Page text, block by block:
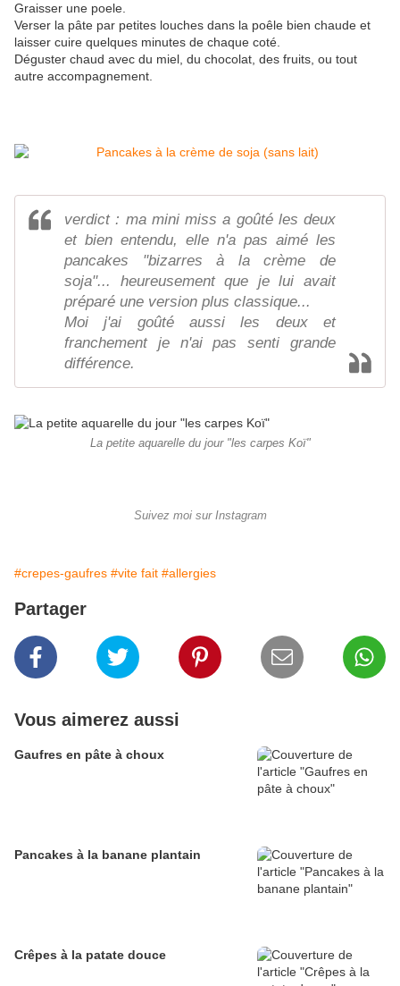
Graisser une poele.
Verser la pâte par petites louches dans la poêle bien chaude et
laisser cuire quelques minutes de chaque coté.
Déguster chaud avec du miel, du chocolat, des fruits, ou tout
autre accompagnement.
verdict : ma mini miss a goûté les deux
et bien entendu, elle n'a pas aimé les
pancakes "bizarres à la crème de
soja"... heureusement que je lui avait
préparé une version plus classique...
Moi j'ai goûté aussi les deux et
franchement je n'ai pas senti grande
différence.
La petite aquarelle du jour "les carpes Koï"
Suivez moi sur Instagram
#crepes-gaufres #vite fait #allergies
Partager
Vous aimerez aussi
Gaufres en pâte à choux
Pancakes à la banane plantain
Crêpes à la patate douce